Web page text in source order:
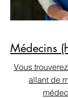
Médecins
Vous
allant de